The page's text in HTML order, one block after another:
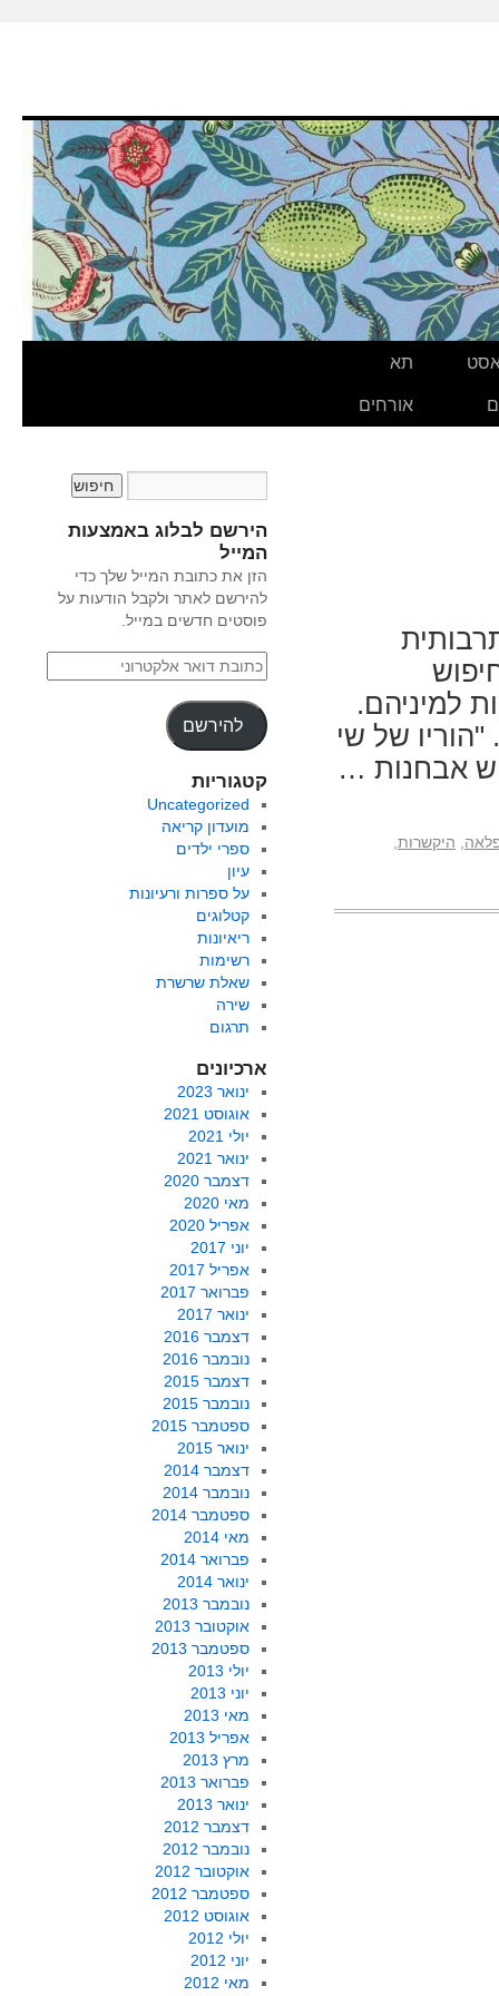
תא
אורחים
למיניהם.
"הוריו של שי
אבחנות …
היקשרות
הירשם לבלוג באמצעות
המייל
הזן את כתובת המייל שלך כדי
להירשם לאתר ולקבל הודעות על
פוסטים חדשים במייל.
להירשם
קטגוריות
Uncategorized
מועדון קריאה
ספרי ילדים
עיון
על ספרות ורעיונות
קטלוגים
ריאיונות
רשימות
שאלת שרשרת
שירה
תרגום
ארכיונים
ינואר 2023
אוגוסט 2021
יולי 2021
ינואר 2021
דצמבר 2020
מאי 2020
אפריל 2020
יוני 2017
אפריל 2017
פברואר 2017
ינואר 2017
דצמבר 2016
נובמבר 2016
דצמבר 2015
נובמבר 2015
ספטמבר 2015
ינואר 2015
דצמבר 2014
נובמבר 2014
ספטמבר 2014
מאי 2014
פברואר 2014
ינואר 2014
נובמבר 2013
אוקטובר 2013
ספטמבר 2013
יולי 2013
יוני 2013
מאי 2013
אפריל 2013
מרץ 2013
פברואר 2013
ינואר 2013
דצמבר 2012
נובמבר 2012
אוקטובר 2012
ספטמבר 2012
אוגוסט 2012
יולי 2012
יוני 2012
מאי 2012